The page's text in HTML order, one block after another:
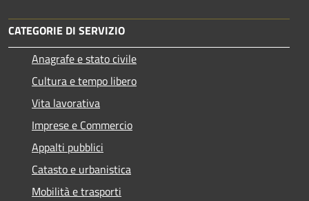
CATEGORIE DI SERVIZIO
Anagrafe e stato civile
Cultura e tempo libero
Vita lavorativa
Imprese e Commercio
Appalti pubblici
Catasto e urbanistica
Mobilità e trasporti